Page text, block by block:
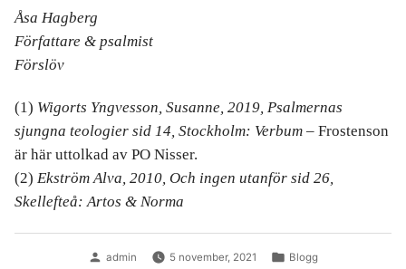
Åsa Hagberg
Författare & psalmist
Förslöv
(1) Wigorts Yngvesson, Susanne, 2019, Psalmernas
sjungna teologier sid 14, Stockholm: Verbum – Frostenson
är här uttolkad av PO Nisser.
(2) Ekström Alva, 2010, Och ingen utanför sid 26,
Skellefteå: Artos & Norma
Publicerat
admin 5 november, 2021
Publicerad
Blogg